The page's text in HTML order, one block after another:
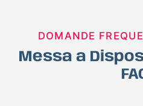
DOMANDE
Messa a